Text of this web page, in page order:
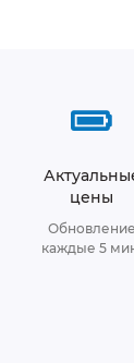
цены
Обновление
каждые 5